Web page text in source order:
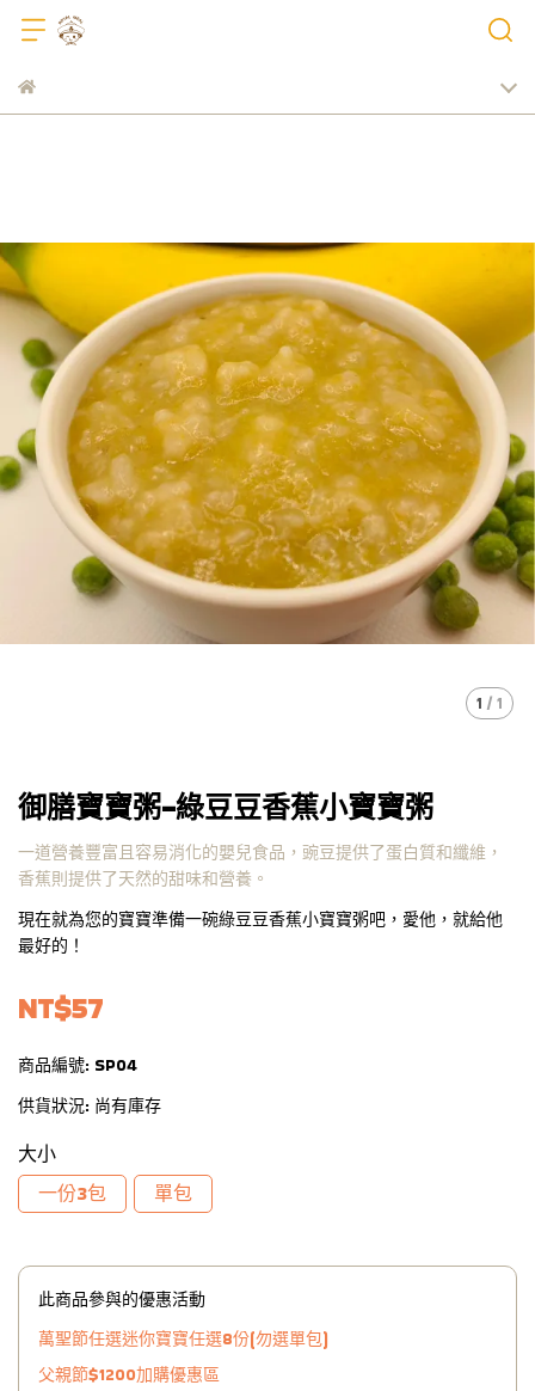
1 / 1
御膳寶寶粥-綠豆豆香蕉小寶寶粥
一道營養豐富且容易消化的嬰兒食品，豌豆提供了蛋白質和纖維，
香蕉則提供了天然的甜味和營養。
現在就為您的寶寶準備一碗綠豆豆香蕉小寶寶粥吧，愛他，就給他
最好的！
NT$57
商品編號: SP04
供貨狀況: 尚有庫存
大小
一份3包
單包
此商品參與的優惠活動
萬聖節任選迷你寶寶任選8份(勿選單包)
父親節$1200加購優惠區